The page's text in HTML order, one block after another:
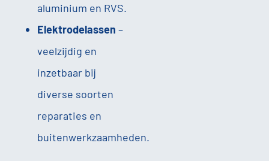
aluminium en RVS.
Elektrodelassen –
veelzijdig en
inzetbaar bij
diverse soorten
reparaties en
buitenwerkzaamheden.